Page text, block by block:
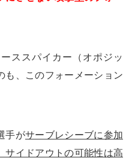
ススパイカー（オポジッ
も、このフォーメーション
手がサーブレシーブに参加
サイドアウトの可能性は高